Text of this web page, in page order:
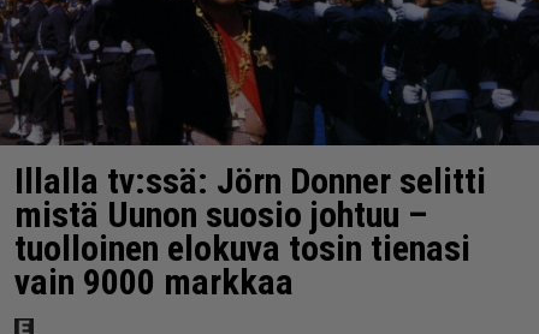
Illalla tv:ssä: Jörn Donner selitti
mistä Uunon suosio johtuu –
tuolloinen elokuva tosin tienasi
vain 9000 markkaa